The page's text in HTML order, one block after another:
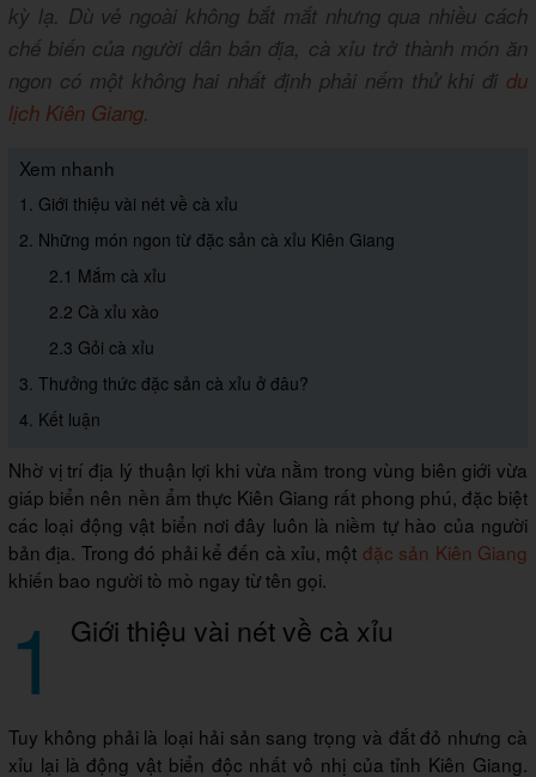
kỳ lạ. Dù vẻ ngoài không bắt mắt nhưng qua nhiều cách
chế biến của người dân bản địa, cà xỉu trở thành món ăn
ngon có một không hai nhất định phải nếm thử khi đi du
lịch Kiên Giang.
Xem nhanh
1. Giới thiệu vài nét về cà xỉu
2. Những món ngon từ đặc sản cà xỉu Kiên Giang
2.1 Mắm cà xỉu
2.2 Cà xỉu xào
2.3 Gỏi cà xỉu
3. Thưởng thức đặc sản cà xỉu ở đâu?
4. Kết luận
Nhờ vị trí địa lý thuận lợi khi vừa nằm trong vùng biên giới vừa
giáp biển nên nền ẩm thực Kiên Giang rất phong phú, đặc biệt
các loại động vật biển nơi đây luôn là niềm tự hào của người
bản địa. Trong đó phải kể đến cà xỉu, một đặc sản Kiên Giang
khiến bao người tò mò ngay từ tên gọi.
1 Giới thiệu vài nét về cà xỉu
Tuy không phải là loại hải sản sang trọng và đắt đỏ nhưng cà
xỉu lại là động vật biển độc nhất vô nhị của tỉnh Kiên Giang.